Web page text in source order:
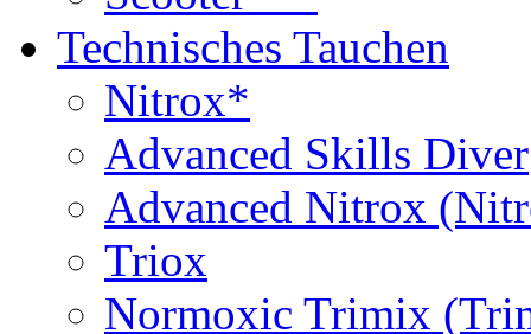
Technisches Tauchen
Nitrox*
Advanced Skills Diver
Advanced Nitrox
Triox
Normoxic Trimix